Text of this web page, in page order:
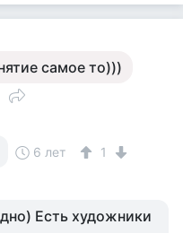
самое то)))
6 лет 1
Есть художники